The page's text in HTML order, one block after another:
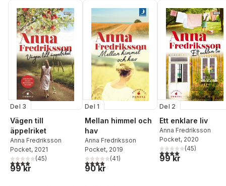
Del 3
Vägen till
äppelriket
Anna Fredriksson
Pocket, 2021
3,9utav 5 stjärnor. Totalt antal röster:
(45)
99 kr
Del 1
Mellan himmel och
hav
Anna Fredriksson
Pocket, 2019
3,9utav 5 stjärnor. Totalt antal röster:
(41)
90 kr
Del 2
Ett enklare liv
Anna Fredriksson
Pocket, 2020
4,0utav 5 stjärnor.
(45)
99 kr